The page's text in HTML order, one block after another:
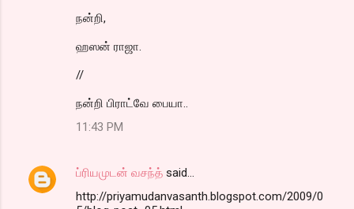
நன்றி,
ஹஸன் ராஜா.
//
நன்றி பிராட்வே பையா..
11:43 PM
ப்ரியமுடன் வசந்த் said…
http://priyamudanvasanth.blogspot.com/2009/0